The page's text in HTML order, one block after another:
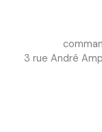
3 rue André